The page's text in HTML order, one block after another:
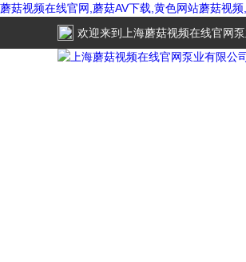
蘑菇视频在线官网,蘑菇AV下载,黄色网站蘑菇视
欢迎来到
上海蘑菇视频在线官网